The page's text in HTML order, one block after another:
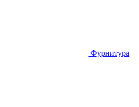
Фурнитура